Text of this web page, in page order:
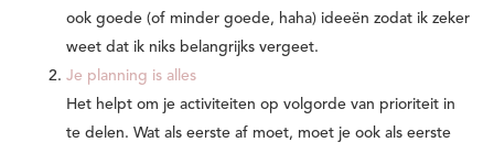
ook goede (of minder goede, haha) ideeën zodat ik zeker
weet dat ik niks belangrijks vergeet.
Je planning is alles
Het helpt om je activiteiten op volgorde van prioriteit in
te delen. Wat als eerste af moet, moet je ook als eerste